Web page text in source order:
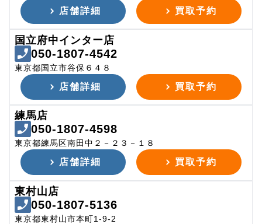
店舗詳細 買取予約
国立府中インター店
050-1807-4542
東京都国立市谷保６４８
店舗詳細 買取予約
練馬店
050-1807-4598
東京都練馬区南田中２－２３－１８
店舗詳細 買取予約
東村山店
050-1807-5136
東京都東村山市本町1-9-2